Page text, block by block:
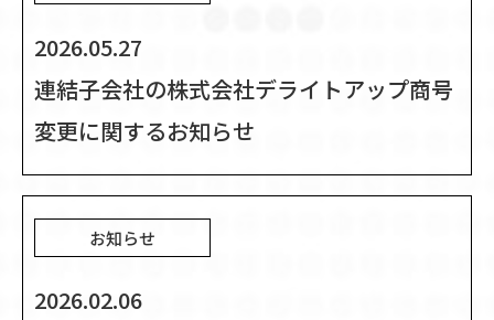
2026.05.27
連結子会社の株式会社デライトアップ商号
変更に関するお知らせ
お知らせ
2026.02.06